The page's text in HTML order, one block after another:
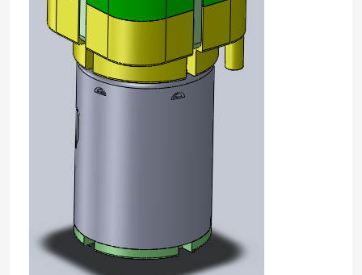
Έλεγχος ποιότητας
Επικοινωνήστε μαζί μας
Ειδήσεις
Υποθέσεις
Μπλογκ
Ζητήστε μια προσφορά